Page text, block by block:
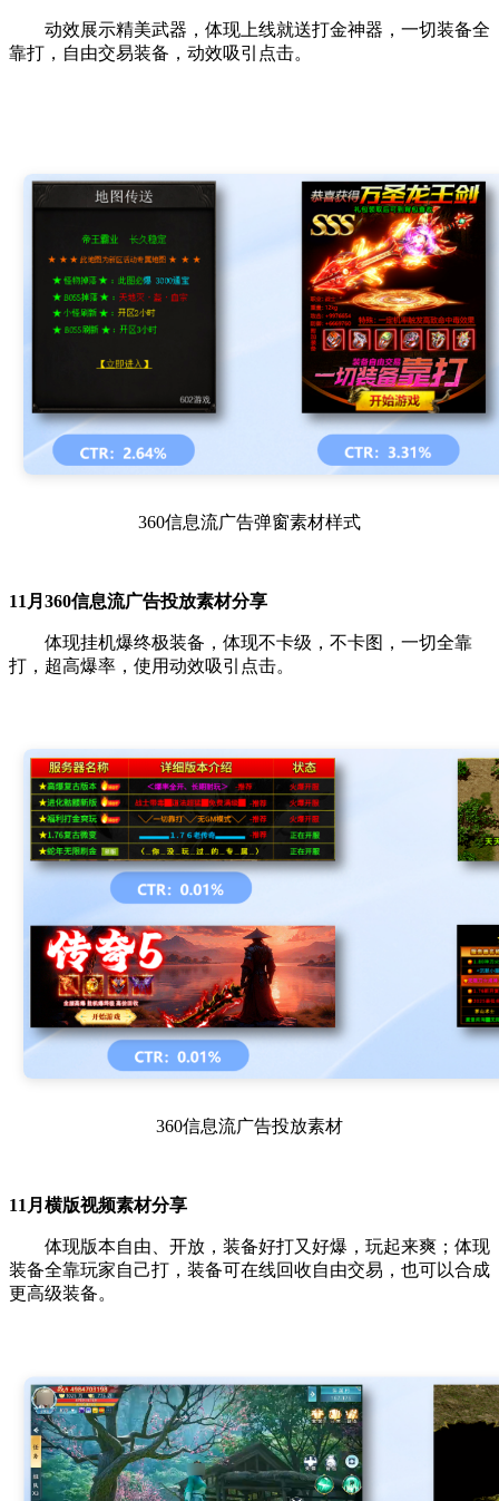
动效展示精美武器，体现上线就送打金神器，一切装备全
靠打，自由交易装备，动效吸引点击。
360信息流广告弹窗素材样式
11月360信息流广告投放素材分享
体现挂机爆终极装备，体现不卡级，不卡图，一切全靠
打，超高爆率，使用动效吸引点击。
360信息流广告投放素材
11月横版视频素材分享
体现版本自由、开放，装备好打又好爆，玩起来爽；体现
装备全靠玩家自己打，装备可在线回收自由交易，也可以合成
更高级装备。